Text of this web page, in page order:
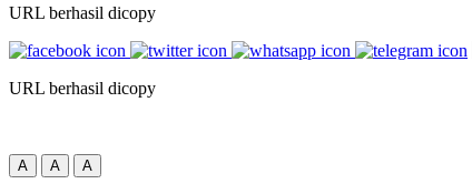
URL berhasil dicopy
URL berhasil dicopy
A A A